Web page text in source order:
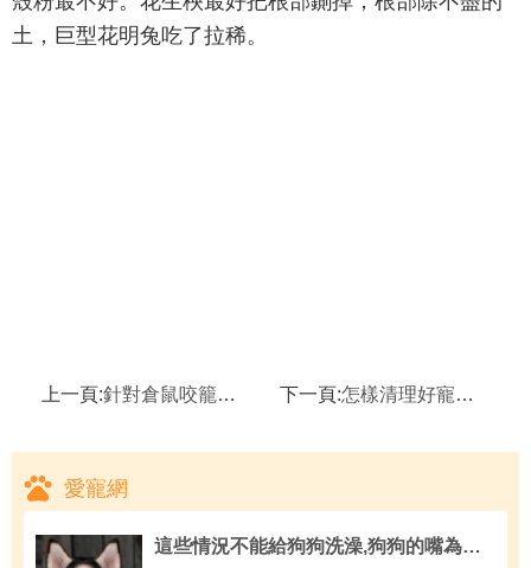
土，巨型花明兔吃了拉稀。
上一頁:針對倉鼠咬籠子的處理辦法,如何讓自己的倉鼠不咬人 下一頁:怎樣清理好寵物兔子的耳朵,小兔獨耳闖天涯
愛寵網
這些情況不能給狗狗洗澡,狗狗的嘴為什麼這麼臭